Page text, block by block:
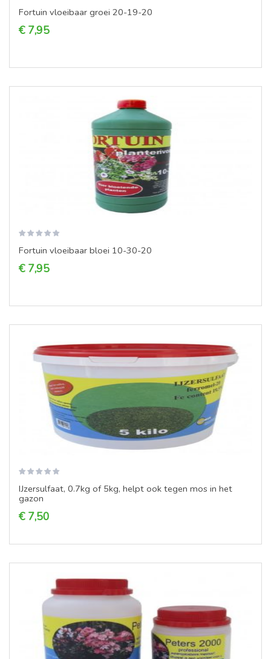
Fortuin vloeibaar groei 20-19-20
€ 7,95
Fortuin vloeibaar bloei 10-30-20
€ 7,95
IJzersulfaat, 0.7kg of 5kg, helpt ook tegen mos in het
gazon
€ 7,50